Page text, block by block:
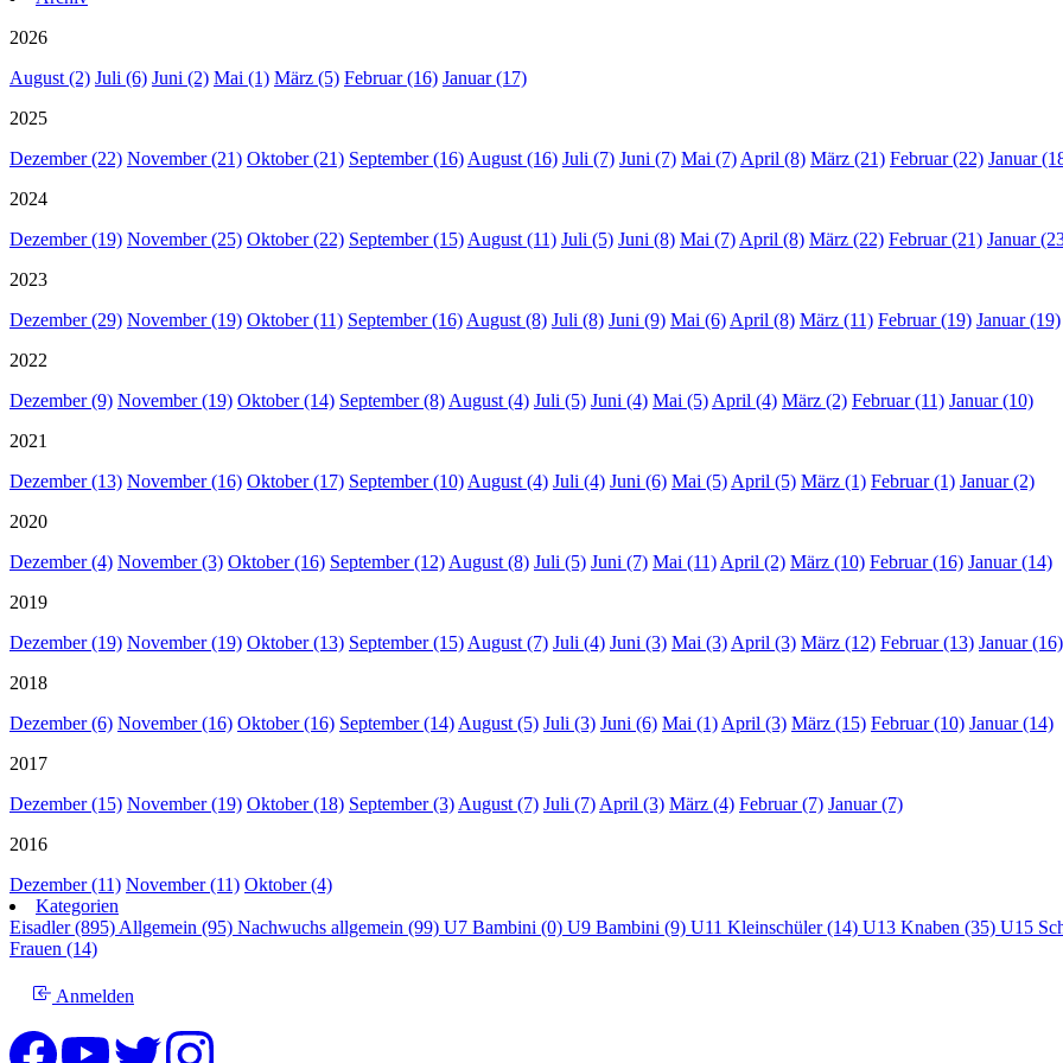
2026
August (2) Juli (6) Juni (2) Mai (1) März (5) Februar (16) Januar (17)
2025
Dezember (22) November (21) Oktober (21) September (16) August (16) Juli (7) Juni (7) Mai (7) April (8) März (21) Februar (22) Januar
2024
Dezember (19) November (25) Oktober (22) September (15) August (11) Juli (5) Juni (8) Mai (7) April (8) März (22) Februar (21) Januar
2023
Dezember (29) November (19) Oktober (11) September (16) August (8) Juli (8) Juni (9) Mai (6) April (8) März (11) Februar (19) Januar (19)
2022
Dezember (9) November (19) Oktober (14) September (8) August (4) Juli (5) Juni (4) Mai (5) April (4) März (2) Februar (11) Januar (10)
2021
Dezember (13) November (16) Oktober (17) September (10) August (4) Juli (4) Juni (6) Mai (5) April (5) März (1) Februar (1) Januar (2)
2020
Dezember (4) November (3) Oktober (16) September (12) August (8) Juli (5) Juni (7) Mai (11) April (2) März (10) Februar (16) Januar (14)
2019
Dezember (19) November (19) Oktober (13) September (15) August (7) Juli (4) Juni (3) Mai (3) April (3) März (12) Februar (13) Januar (16)
2018
Dezember (6) November (16) Oktober (16) September (14) August (5) Juli (3) Juni (6) Mai (1) April (3) März (15) Februar (10) Januar (14)
2017
Dezember (15) November (19) Oktober (18) September (3) August (7) Juli (7) April (3) März (4) Februar (7) Januar (7)
2016
Dezember (11) November (11) Oktober (4)
Kategorien
Eisadler (895) Allgemein (95) Nachwuchs allgemein (99) U7 Bambini (0) U9 Bambini (9) U11 Kleinschüler (14) U13 Knaben (35) U15
Frauen (14)
Anmelden